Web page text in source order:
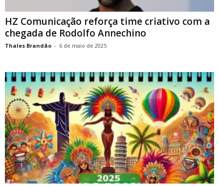
HZ Comunicação reforça time criativo com a
chegada de Rodolfo Annechino
Thales Brandão - 6 de maio de 2025